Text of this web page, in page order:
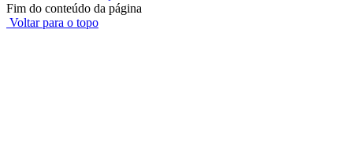
Fim do conteúdo da página
Voltar para o topo